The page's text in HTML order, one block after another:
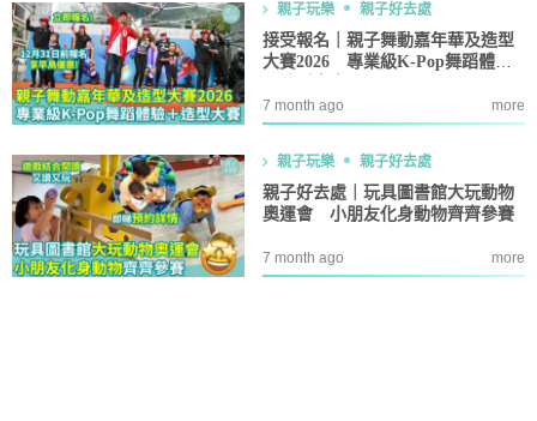
親子玩樂 親子好去處
接受報名｜親子舞動嘉年華及造型
大賽2026 專業級K-Pop舞蹈體驗
7 month ago more
親子玩樂 親子好去處
親子好去處｜玩具圖書館大玩動物
奧運會 小朋友化身動物齊齊參賽
7 month ago more